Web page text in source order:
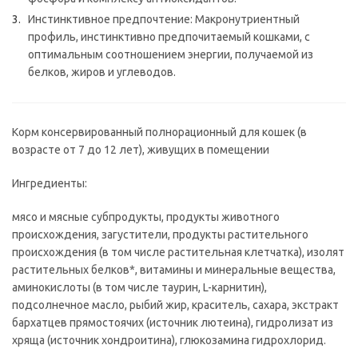
Инстинктивное предпочтение: Макронутриентный
профиль, инстинктивно предпочитаемый кошками, с
оптимальным соотношением энергии, получаемой из
белков, жиров и углеводов.
Корм консервированный полнорационный для кошек (в
возрасте от 7 до 12 лет), живущих в помещении
Ингредиенты:
мясо и мясные субпродукты, продукты животного
происхождения, загустители, продукты растительного
происхождения (в том числе растительная клетчатка), изолят
растительных белков*, витамины и минеральные вещества,
аминокислоты (в том числе таурин, L-карнитин),
подсолнечное масло, рыбий жир, краситель, сахара, экстракт
бархатцев прямостоячих (источник лютеина), гидролизат из
хряща (источник хондроитина), глюкозамина гидрохлорид.